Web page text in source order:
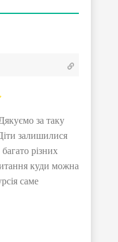
за таку
залишилися
різних
куди можна
саме